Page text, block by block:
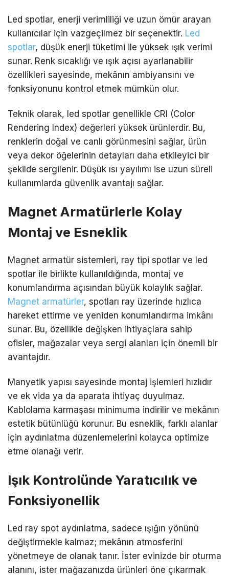
Led spotlar, enerji verimliliği ve uzun ömür arayan
kullanıcılar için vazgeçilmez bir seçenektir. Led
spotlar, düşük enerji tüketimi ile yüksek ışık verimi
sunar. Renk sıcaklığı ve ışık açısı ayarlanabilir
özellikleri sayesinde, mekânın ambiyansını ve
fonksiyonunu kontrol etmek mümkün olur.
Teknik olarak, led spotlar genellikle CRI (Color
Rendering Index) değerleri yüksek ürünlerdir. Bu,
renklerin doğal ve canlı görünmesini sağlar, ürün
veya dekor öğelerinin detayları daha etkileyici bir
şekilde sergilenir. Düşük ısı yayılımı ise uzun süreli
kullanımlarda güvenlik avantajı sağlar.
Magnet Armatürlerle Kolay
Montaj ve Esneklik
Magnet armatür sistemleri, ray tipi spotlar ve led
spotlar ile birlikte kullanıldığında, montaj ve
konumlandırma açısından büyük kolaylık sağlar.
Magnet armatürler, spotları ray üzerinde hızlıca
hareket ettirme ve yeniden konumlandırma imkânı
sunar. Bu, özellikle değişken ihtiyaçlara sahip
ofisler, mağazalar veya sergi alanları için önemli bir
avantajdır.
Manyetik yapısı sayesinde montaj işlemleri hızlıdır
ve ek vida ya da aparata ihtiyaç duyulmaz.
Kablolama karmaşası minimuma indirilir ve mekânın
estetik bütünlüğü korunur. Bu esneklik, farklı alanlar
için aydınlatma düzenlemelerini kolayca optimize
etme olanağı verir.
Işık Kontrolünde Yaratıcılık ve
Fonksiyonellik
Led ray spot aydınlatma, sadece ışığın yönünü
değiştirmekle kalmaz; mekânın atmosferini
yönetmeye de olanak tanır. İster evinizde bir oturma
alanını, ister mağazanızda ürünleri öne çıkarmak